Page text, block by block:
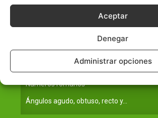
Aceptar
Denegar
Administrar opciones
Las formas del relieve y sus características
Números romanos
Ángulos agudo, obtuso, recto y...